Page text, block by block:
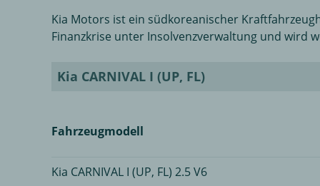
Kia Motors ist ein südkoreanischer
Finanzkrise unter Insolvenzverwaltung und wird
Kia CARNIVAL I (UP, FL)
Fahrzeugmodell
Kia CARNIVAL I (UP, FL) 2.5 V6